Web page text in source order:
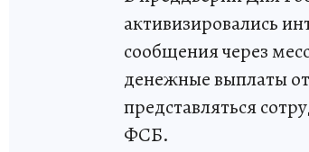
активизировались
сообщения через
денежные выплаты
представляться
ФСБ.